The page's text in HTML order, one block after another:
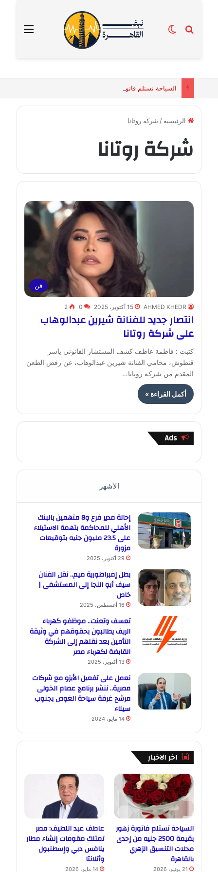
القائمة بحث عنالوضع المظلم
الرئيسية / شركة روتانا
شركة روتانا
فن
AHMED KHEDR 15 أكتوبر، 2025 0
2
انتصار جديد للفنانة شيرين عبدالوهاب
على شركة روتانا
كتبت : فاطمة عاطف كشف المستشار القانوني ياسر
قنطوش، محامي الفنانة شيرين عبدالوهاب، عن رفض الطعن
المقدم من شركة روتانا…
أكمل القراءة »
Ads
الأشهر
إحالة مدير فرع و8 متهمين بالبنك
الأهلي للمحاكمة بتهمة الاستيلاء
على 23.5 مليون جنيه بتوقيعات
مزورة
29 أكتوبر، 2025
بطل إمبراطورية ميم.. نقل الفنان
سيف أبو النجا إلى المستشفى |
خاص
16 أغسطس، 2025
تعسف وتعنت.. موظفو كهرباء
الريف يطالبون بحقوقهم في وثيقة
التأمين بعد نقلهم إلى الشركة
القابضة لكهرباء مصر
13 أكتوبر، 2025
نعمل على تفعيل الأيزو مع شركات
مصرية.. ننشر برنامج عصام الخولى
مرشح غرفة سياحة الغوص بجنوب
سيناء
14 مايو، 2024
اخر الاخبار
السياحة تستلم فاتورة زهور
بقيمة 2500 جنيه من إحدى
محلات التنسيق الزهري
بالقاهرة
21 يونيو، 2026
عاطف عبد اللطيف: مصر
تمتلك مقومات إنشاء مطار
ينافس دبي وإسطنبول
وأتلانتا
14 مايو، 2026